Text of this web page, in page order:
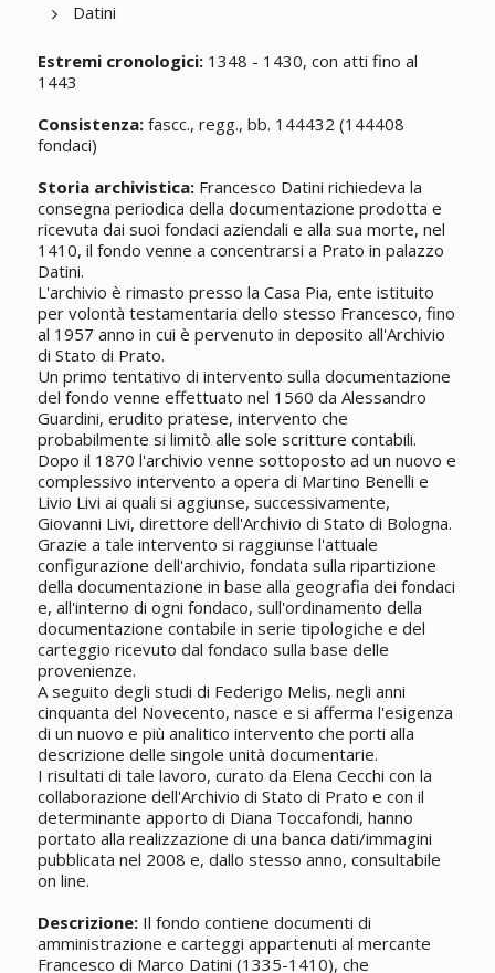
Datini
Estremi cronologici:1348 - 1430, con atti fino al
1443
Consistenza:fascc., regg., bb. 144432 (144408
fondaci)
Storia archivistica:Francesco Datini richiedeva la
consegna periodica della documentazione prodotta e
ricevuta dai suoi fondaci aziendali e alla sua morte, nel
1410, il fondo venne a concentrarsi a Prato in palazzo
Datini.
L'archivio è rimasto presso la Casa Pia, ente istituito
per volontà testamentaria dello stesso Francesco, fino
al 1957 anno in cui è pervenuto in deposito all'Archivio
di Stato di Prato.
Un primo tentativo di intervento sulla documentazione
del fondo venne effettuato nel 1560 da Alessandro
Guardini, erudito pratese, intervento che
probabilmente si limitò alle sole scritture contabili.
Dopo il 1870 l'archivio venne sottoposto ad un nuovo e
complessivo intervento a opera di Martino Benelli e
Livio Livi ai quali si aggiunse, successivamente,
Giovanni Livi, direttore dell'Archivio di Stato di Bologna.
Grazie a tale intervento si raggiunse l'attuale
configurazione dell'archivio, fondata sulla ripartizione
della documentazione in base alla geografia dei fondaci
e, all'interno di ogni fondaco, sull'ordinamento della
documentazione contabile in serie tipologiche e del
carteggio ricevuto dal fondaco sulla base delle
provenienze.
A seguito degli studi di Federigo Melis, negli anni
cinquanta del Novecento, nasce e si afferma l'esigenza
di un nuovo e più analitico intervento che porti alla
descrizione delle singole unità documentarie.
I risultati di tale lavoro, curato da Elena Cecchi con la
collaborazione dell'Archivio di Stato di Prato e con il
determinante apporto di Diana Toccafondi, hanno
portato alla realizzazione di una banca dati/immagini
pubblicata nel 2008 e, dallo stesso anno, consultabile
on line.
Descrizione:Il fondo contiene documenti di
amministrazione e carteggi appartenuti al mercante
Francesco di Marco Datini (1335-1410), che